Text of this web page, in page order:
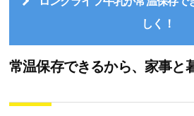
しく！
常温保存できるから、家事と